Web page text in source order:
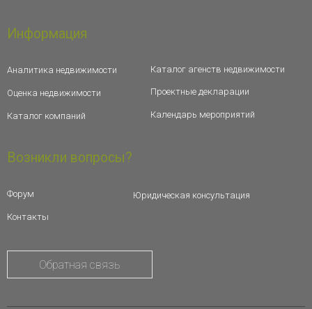
Информация
Аналитика недвижимости
Оценка недвижимости
Каталог компаний
Каталог агенств недвижимости
Проектные декларации
Календарь мероприятий
Возникли вопросы?
Форум
Контакты
Юридическая консультация
Обратная связь